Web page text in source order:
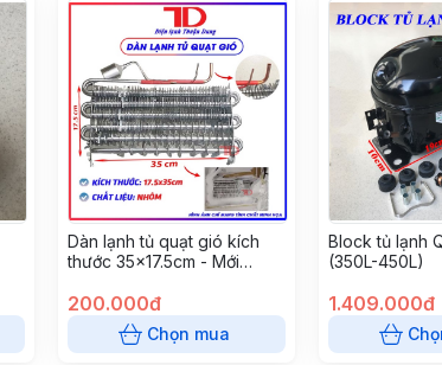
Dàn lạnh tủ quạt gió kích
thước 35x17.5cm - Mới
200.000đ
Chọn mua
Block tủ lạnh
(350L-450L)
1.409.000đ